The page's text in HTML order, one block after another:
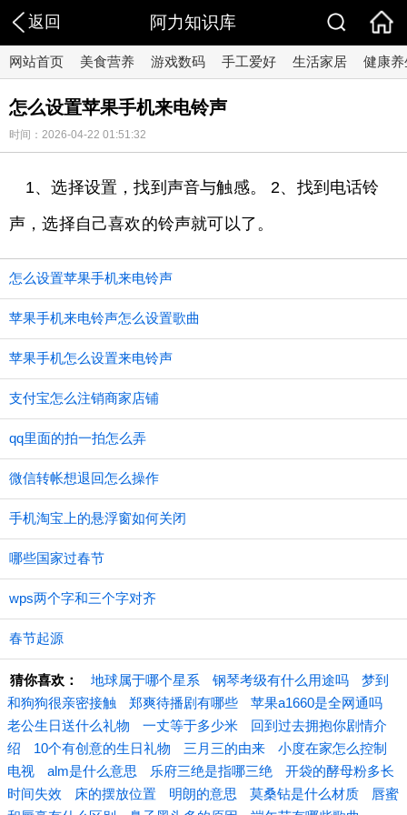
返回 阿力知识库
网站首页 美食营养 游戏数码 手工爱好 生活家居 健康养
怎么设置苹果手机来电铃声
时间：2026-04-22 01:51:32
1、选择设置，找到声音与触感。 2、找到电话铃
声，选择自己喜欢的铃声就可以了。
怎么设置苹果手机来电铃声
苹果手机来电铃声怎么设置歌曲
苹果手机怎么设置来电铃声
支付宝怎么注销商家店铺
qq里面的拍一拍怎么弄
微信转帐想退回怎么操作
手机淘宝上的悬浮窗如何关闭
哪些国家过春节
wps两个字和三个字对齐
春节起源
猜你喜欢： 地球属于哪个星系 钢琴考级有什么用途吗
梦到
和狗狗很亲密接触
郑爽待播剧有哪些
苹果a1660是全网通吗
老公生日送什么礼物
一丈等于多少米
回到过去拥抱你剧情介
绍
10个有创意的生日礼物 三月三的由来
小度在家怎么控制
电视
alm是什么意思 乐府三绝是指哪三绝
开袋的酵母粉多长
时间失效
床的摆放位置 明朗的意思 莫桑钻是什么材质
唇蜜